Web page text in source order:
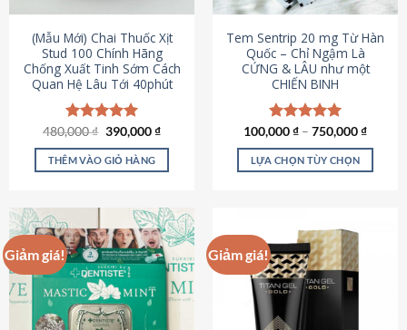
được
chọn
trên
trang
sản
phẩm
thể
chọn
trên
trang
sản
phẩm
(Mẫu Mới) Chai Thuốc Xịt
Stud 100 Chính Hãng
Chống Xuất Tinh Sớm Cách
Quan Hệ Lâu Tới 40phút
Được xếp
hạng5.00
5 sao
480,000₫ Giá
là:
480,000 ₫.
390,000₫Giá
tại
THÊM VÀO GIỎ HÀNG
Tem Sentrip 20 mg Từ Hàn
Quốc – Chỉ Ngậm Là
CỨNG & LÂU như một
CHIẾN BINH
Được xếp
hạng5.00
5 sao
100,000₫ – 750,000₫
LỰA CHỌN TÙY CHỌN
có
nhiều
biến
Giảm giá! Giảm giá!